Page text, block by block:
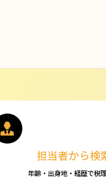
担当者から検
年齢・出身地・経歴で税